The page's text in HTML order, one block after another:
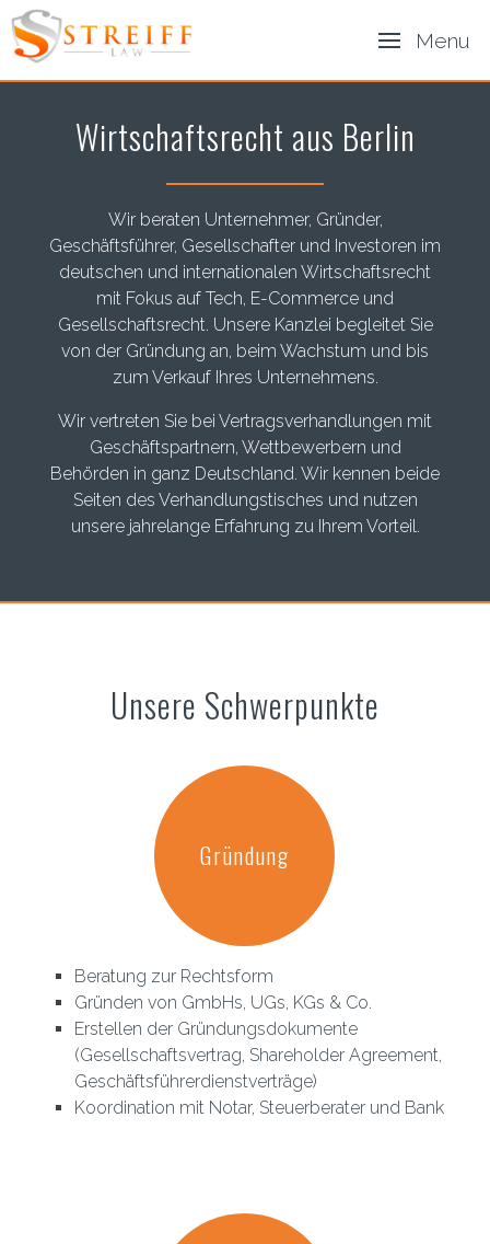
Menu
Wirtschaftsrecht aus Berlin
Wir beraten Unternehmer, Gründer,
Geschäftsführer, Gesellschafter und Investoren im
deutschen und internationalen Wirtschaftsrecht
mit Fokus auf Tech, E-Commerce und
Gesellschaftsrecht. Unsere Kanzlei begleitet Sie
von der Gründung an, beim Wachstum und bis
zum Verkauf Ihres Unternehmens.
Wir vertreten Sie bei Vertragsverhandlungen mit
Geschäftspartnern, Wettbewerbern und
Behörden in ganz Deutschland. Wir kennen beide
Seiten des Verhandlungstisches und nutzen
unsere jahrelange Erfahrung zu Ihrem Vorteil.
Unsere Schwerpunkte
Gründung
Beratung zur Rechtsform
Gründen von GmbHs, UGs, KGs & Co.
Erstellen der Gründungsdokumente
(Gesellschaftsvertrag, Shareholder Agreement,
Geschäftsführerdienstverträge)
Koordination mit Notar, Steuerberater und Bank